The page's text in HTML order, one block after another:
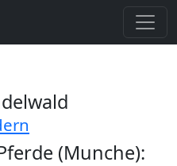
(Munche):